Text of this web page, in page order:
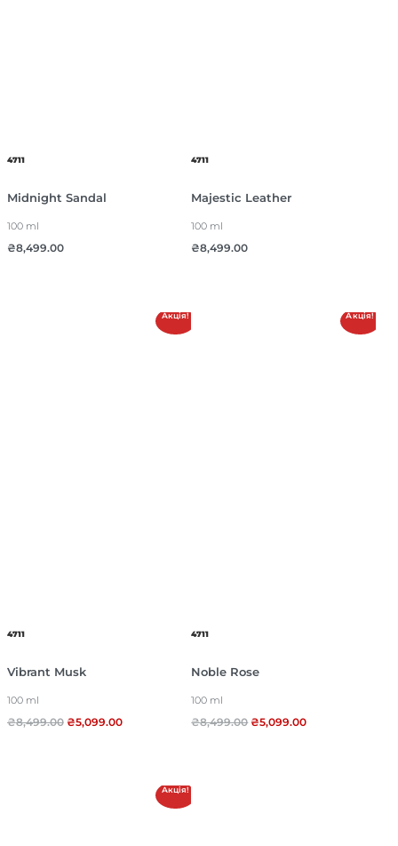
4711
Midnight Sandal
100 ml
₴8,499.00
4711
Majestic Leather
100 ml
₴8,499.00
Акція!
4711
Vibrant Musk
100 ml
₴8,499.00 ₴5,099.00
Акція!
4711
Noble Rose
100 ml
₴8,499.00 ₴5,099.00
Акція!